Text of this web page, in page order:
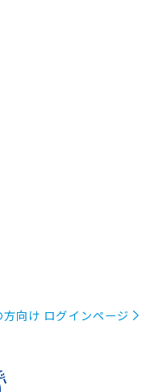
向け ログインページ